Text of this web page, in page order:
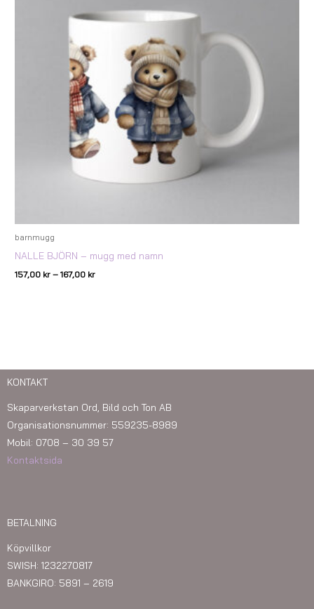
barnmugg
NALLE BJÖRN – mugg med namn
157,00 kr – 167,00 kr
KONTAKT
Skaparverkstan Ord, Bild och Ton AB
Organisationsnummer: 559235-8989
Mobil: 0708 – 30 39 57
Kontaktsida
BETALNING
Köpvillkor
SWISH: 1232270817
BANKGIRO: 5891 – 2619